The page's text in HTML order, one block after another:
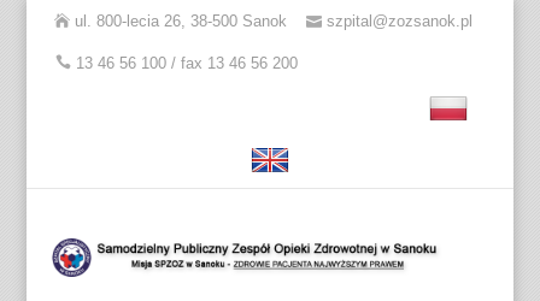
ul. 800-lecia 26, 38-500 Sanok szpital@zozsanok.pl
13 46 56 100 / fax 13 46 56 200